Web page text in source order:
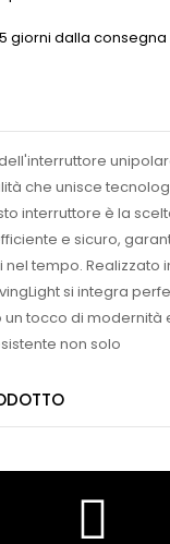
giorni dalla
che unisce
interruttore è la
e sicuro,
tempo. Realizzato
si integra
tocco di modernità
non solo